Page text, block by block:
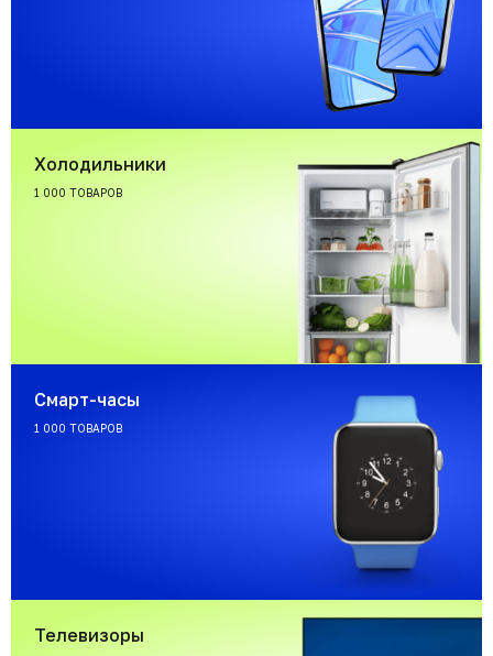
Холодильники
1 000 ТОВАРОВ
Смарт-часы
1 000 ТОВАРОВ
Телевизоры